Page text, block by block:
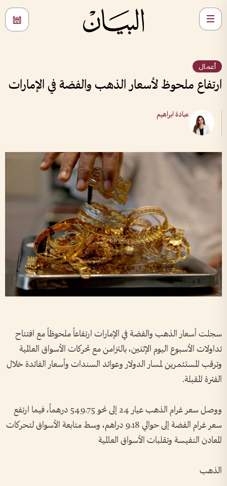
أعمال
ارتفاع ملحوظ لأسعار الذهب والفضة في الإمارات
عبادة ابراهيم
سجلت أسعار الذهب والفضة في الإمارات ارتفاعاً ملحوظاً مع افتتاح
تداولات الأسبوع اليوم الإثنين، بالتزامن مع تحركات الأسواق العالمية
وترقب المستثمرين لمسار الدولار وعوائد السندات وأسعار الفائدة خلال
الفترة المقبلة.
ووصل سعر غرام الذهب عيار 24 إلى نحو 549.75 درهماً، فيما ارتفع
سعر غرام الفضة إلى حوالي 9.18 دراهم، وسط متابعة الأسواق لتحركات
المعادن النفيسة وتقلبات الأسواق العالمية
الذهب